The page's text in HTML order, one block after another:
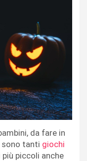
da fare in
sono tanti giochi
piccoli anche